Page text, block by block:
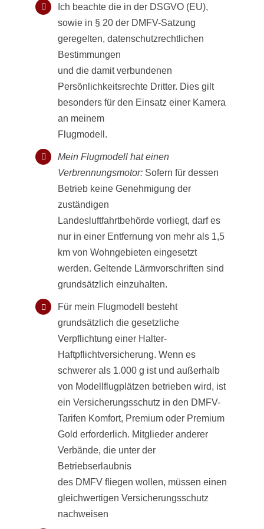
Ich beachte die in der DSGVO (EU),
sowie in § 20 der DMFV-Satzung
geregelten, datenschutzrechtlichen
Bestimmungen
und die damit verbundenen
Persönlichkeitsrechte Dritter. Dies gilt
besonders für den Einsatz einer Kamera
an meinem
Flugmodell.
Mein Flugmodell hat einen
Verbrennungsmotor: Sofern für dessen
Betrieb keine Genehmigung der
zuständigen
Landesluftfahrtbehörde vorliegt, darf es
nur in einer Entfernung von mehr als 1,5
km von Wohngebieten eingesetzt
werden. Geltende Lärmvorschriften sind
grundsätzlich einzuhalten.
Für mein Flugmodell besteht
grundsätzlich die gesetzliche
Verpflichtung einer Halter-
Haftpflichtversicherung. Wenn es
schwerer als 1.000 g ist und außerhalb
von Modellflugplätzen betrieben wird, ist
ein Versicherungsschutz in den DMFV-
Tarifen Komfort, Premium oder Premium
Gold erforderlich. Mitglieder anderer
Verbände, die unter der
Betriebserlaubnis
des DMFV fliegen wollen, müssen einen
gleichwertigen Versicherungsschutz
nachweisen